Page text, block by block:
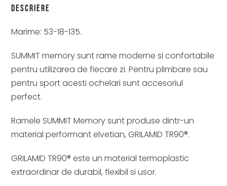
Descriere
Marime: 53-18-135.
SUMMIT memory sunt rame moderne si confortabile
pentru utilizarea de fiecare zi. Pentru plimbare sau
pentru sport acesti ochelari sunt accesoriul
perfect.
Ramele SUMMIT Memory sunt produse dintr-un
material performant elvetian, GRILAMID TR90®.
GRILAMID TR90® este un material termoplastic
extraordinar de durabil, flexibil si usor.